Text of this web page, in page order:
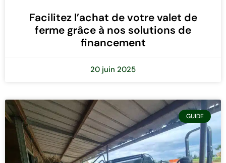
Facilitez l’achat de votre valet de
ferme grâce à nos solutions de
financement
20 juin 2025
GUIDE